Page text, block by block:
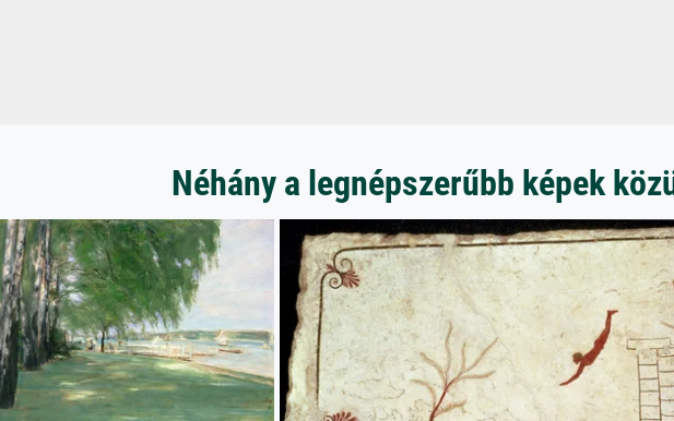
Néhány a legnépszerűbb képek